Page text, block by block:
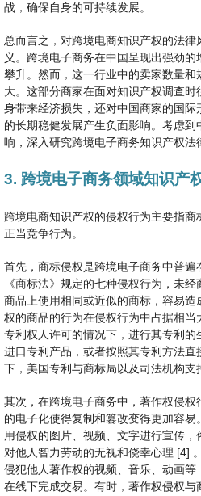
战，确保自身的可持续发展。
总而言之，对跨境电商知识产权的法
义。跨境电子商务在中国呈现出强劲
攀升。然而，这一行业中的卖家数量
大。这部分商家在面对知识产权调查
身带来经济损失，还对中国商家的国
的长期稳健发展产生负面影响。考虑
响，深入研究跨境电子商务知识产权法
3. 跨境电子商务领域知识产
跨境电商知识产权的侵权行为主要指
正当竞争行为。
首先，商标侵权是跨境电子商务中普
《商标法》规定的七种侵权行为，未
商品上使用相同或近似的商标，容易造
权的商品的行为在侵权行为中占据相
专利权人许可的情况下，进行其专利
进口专利产品，或者按照其专利方法
下，美国专利与商标局以及司法机构支
其次，在跨境电子商务中，著作权侵权
的电子化使得复制和篡改变得更加容
用侵权的图片、视频、文字进行宣传，
对他人智力劳动的无视和侥幸心理 [4]
侵犯他人著作权的视频、音乐、动画
在线下完成交易。有时，著作权侵权